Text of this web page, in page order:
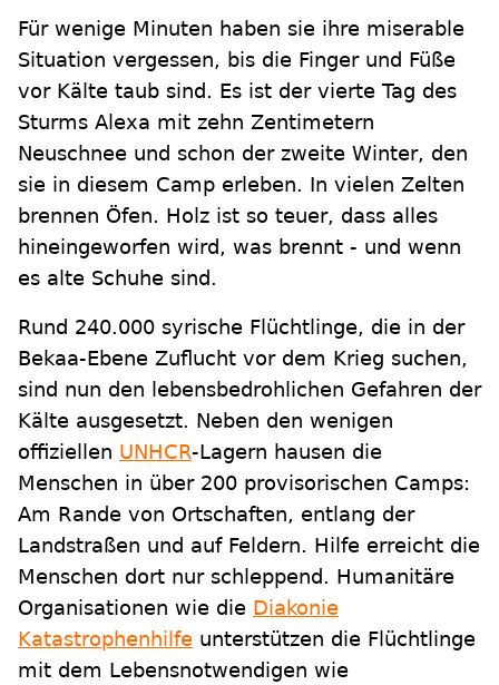
Für wenige Minuten haben sie ihre miserable
Situation vergessen, bis die Finger und Füße
vor Kälte taub sind. Es ist der vierte Tag des
Sturms Alexa mit zehn Zentimetern
Neuschnee und schon der zweite Winter, den
sie in diesem Camp erleben. In vielen Zelten
brennen Öfen. Holz ist so teuer, dass alles
hineingeworfen wird, was brennt - und wenn
es alte Schuhe sind.
Rund 240.000 syrische Flüchtlinge, die in der
Bekaa-Ebene Zuflucht vor dem Krieg suchen,
sind nun den lebensbedrohlichen Gefahren der
Kälte ausgesetzt. Neben den wenigen
offiziellen UNHCR-Lagern hausen die
Menschen in über 200 provisorischen Camps:
Am Rande von Ortschaften, entlang der
Landstraßen und auf Feldern. Hilfe erreicht die
Menschen dort nur schleppend. Humanitäre
Organisationen wie die Diakonie
Katastrophenhilfe unterstützen die Flüchtlinge
mit dem Lebensnotwendigen wie